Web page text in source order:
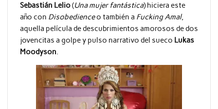
Sebastián Lelio(Una mujer fantástica) hiciera este
año con Disobedienceo también a Fucking Amal,
aquella película de descubrimientos amorosos de dos
jovencitas a golpe y pulso narrativo del sueco Lukas
Moodyson.